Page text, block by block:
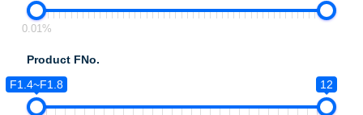
0.01%
Product FNo.
F1.4~F1.8
12